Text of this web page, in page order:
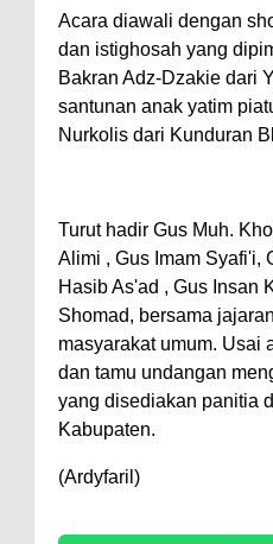
Acara diawali dengan
dan istighosah yang
Bakran Adz-Dzakie dari
santunan anak yatim
Nurkolis dari Kunduran
Turut hadir Gus Muh.
Alimi , Gus Imam Syafi'i,
Hasib As'ad , Gus Insan
Shomad, bersama
masyarakat umum. Usai
dan tamu undangan
yang disediakan panitia
Kabupaten.
(Ardyfaril)